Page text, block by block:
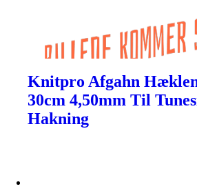
Knitpro Afgahn
30cm 4,50mm Til
Hakning